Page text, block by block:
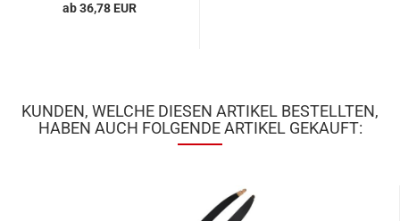
ab 36,78 EUR
KUNDEN, WELCHE DIESEN ARTIKEL BESTELLTEN,
HABEN AUCH FOLGENDE ARTIKEL GEKAUFT: